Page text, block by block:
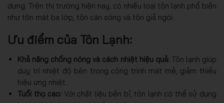
dựng. Trên thị trường hiện nay, có nhiều loại tôn lạnh phổ biến
như tôn mát ba lớp, tôn cán sóng và tôn giả ngói.
Ưu điểm của Tôn Lạnh:
Khả năng chống nóng và cách nhiệt hiệu quả: Tôn lạnh giúp
duy trì nhiệt độ bên trong công trình mát mẻ, giảm thiểu
hiệu ứng nhiệt.
Tuổi thọ cao: Với chất liệu bền bỉ, tôn lạnh có thể sử dụng